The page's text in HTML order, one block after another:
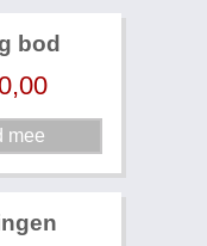
bod